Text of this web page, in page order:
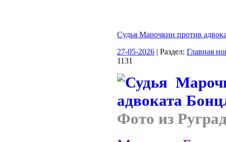
Судья Марочкин против
27-05-2026 | Раздел: Главная
1131
Фото из